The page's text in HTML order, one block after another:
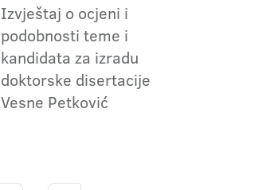
Izvještaj o ocjeni i
podobnosti teme i
kandidata za izradu
doktorske disertacije
Vesne Petković